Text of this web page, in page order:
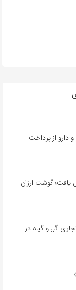
و دارو از پرداخت
درصد کاهش یافت؛ گوشت ارزان
گل و گیاه در